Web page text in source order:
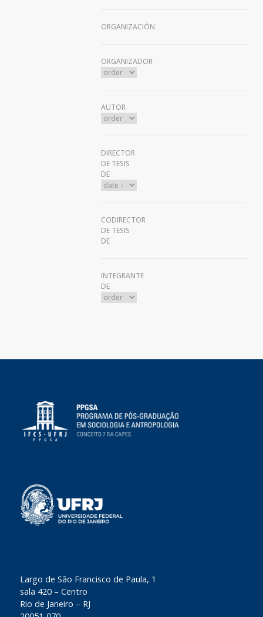
ORGANIZACIÓN
ORGANIZADOR
AUTOR
DIRECTOR
DE TESIS
DE
CODIRECTOR
DE TESIS
DE
INTEGRANTE
DE
​Largo de São Francisco de Paula, 1
sala 420 – Centro
Rio de Janeiro – RJ